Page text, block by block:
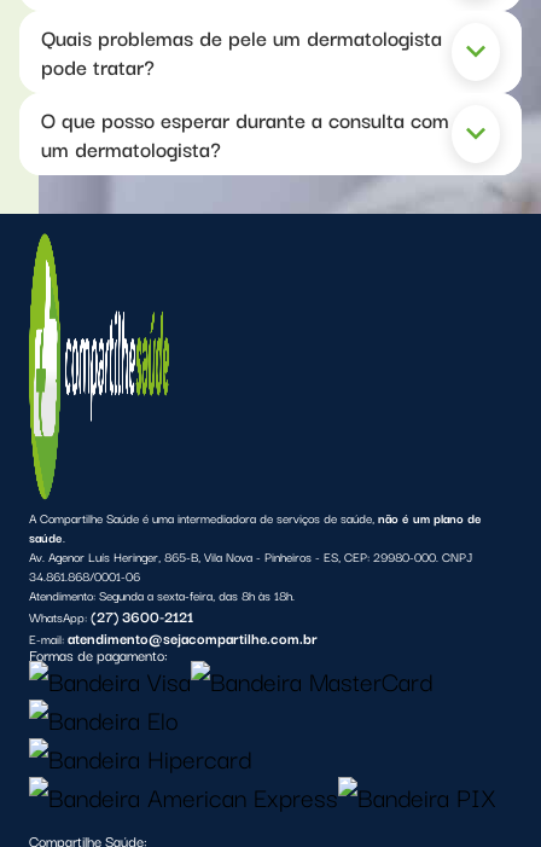
keyboard_arrow_down
Quais problemas de pele um dermatologista
pode tratar?
keyboard_arrow_down
O que posso esperar durante a consulta com
um dermatologista?
A Compartilhe Saúde é uma intermediadora de serviços de saúde,não é um plano de
saúde.
Av. Agenor Luís Heringer, 865-B, Vila Nova - Pinheiros - ES, CEP: 29980-000. CNPJ
34.861.868/0001-06
Atendimento:Segunda a sexta-feira, das 8h às 18h.
WhatsApp:(27) 3600-2121
E-mail:atendimento@sejacompartilhe.com.br
Formas de pagamento:
Compartilhe Saúde: